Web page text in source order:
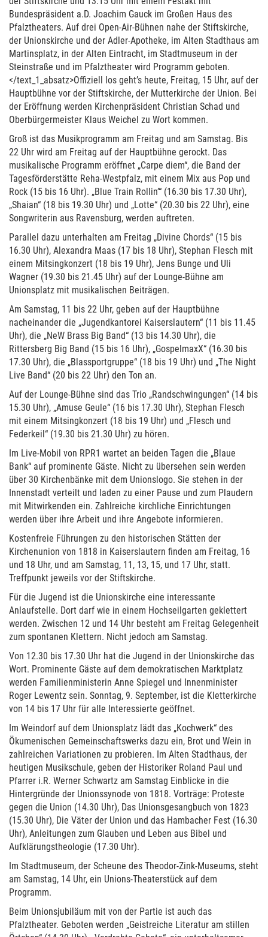
Bundespräsident a.D. Joachim Gauck im Großen Haus des
Pfalztheaters. Auf drei Open-Air-Bühnen nahe der Stiftskirche,
der Unionskirche und der Adler-Apotheke, im Alten Stadthaus am
Martinsplatz, in der Alten Eintracht, im Stadtmuseum in der
Steinstraße und im Pfalztheater wird Programm geboten.
</text_1_absatz>Offiziell los geht’s heute, Freitag, 15 Uhr, auf der
Hauptbühne vor der Stiftskirche, der Mutterkirche der Union. Bei
der Eröffnung werden Kirchenpräsident Christian Schad und
Oberbürgermeister Klaus Weichel zu Wort kommen.
Groß ist das Musikprogramm am Freitag und am Samstag. Bis
22 Uhr wird am Freitag auf der Hauptbühne gerockt. Das
musikalische Programm eröffnet „Carpe diem“, die Band der
Tagesförderstätte Reha-Westpfalz, mit einem Mix aus Pop und
Rock (15 bis 16 Uhr). „Blue Train Rollin’“ (16.30 bis 17.30 Uhr),
„Shaian“ (18 bis 19.30 Uhr) und „Lotte“ (20.30 bis 22 Uhr), eine
Songwriterin aus Ravensburg, werden auftreten.
Parallel dazu unterhalten am Freitag „Divine Chords“ (15 bis
16.30 Uhr), Alexandra Maas (17 bis 18 Uhr), Stephan Flesch mit
einem Mitsingkonzert (18 bis 19 Uhr), Jens Bunge und Uli
Wagner (19.30 bis 21.45 Uhr) auf der Lounge-Bühne am
Unionsplatz mit musikalischen Beiträgen.
Am Samstag, 11 bis 22 Uhr, geben auf der Hauptbühne
nacheinander die „Jugendkantorei Kaiserslautern“ (11 bis 11.45
Uhr), die „NeW Brass Big Band“ (13 bis 14.30 Uhr), die
Rittersberg Big Band (15 bis 16 Uhr), „GospelmaxX“ (16.30 bis
17.30 Uhr), die „Blassportgruppe“ (18 bis 19 Uhr) und „The Night
Live Band“ (20 bis 22 Uhr) den Ton an.
Auf der Lounge-Bühne sind das Trio „Randschwingungen“ (14 bis
15.30 Uhr), „Amuse Geule“ (16 bis 17.30 Uhr), Stephan Flesch
mit einem Mitsingkonzert (18 bis 19 Uhr) und „Flesch und
Federkeil“ (19.30 bis 21.30 Uhr) zu hören.
Im Live-Mobil von RPR1 wartet an beiden Tagen die „Blaue
Bank“ auf prominente Gäste. Nicht zu übersehen sein werden
über 30 Kirchenbänke mit dem Unionslogo. Sie stehen in der
Innenstadt verteilt und laden zu einer Pause und zum Plaudern
mit Mitwirkenden ein. Zahlreiche kirchliche Einrichtungen
werden über ihre Arbeit und ihre Angebote informieren.
Kostenfreie Führungen zu den historischen Stätten der
Kirchenunion von 1818 in Kaiserslautern finden am Freitag, 16
und 18 Uhr, und am Samstag, 11, 13, 15, und 17 Uhr, statt.
Treffpunkt jeweils vor der Stiftskirche.
Für die Jugend ist die Unionskirche eine interessante
Anlaufstelle. Dort darf wie in einem Hochseilgarten geklettert
werden. Zwischen 12 und 14 Uhr besteht am Freitag Gelegenheit
zum spontanen Klettern. Nicht jedoch am Samstag.
Von 12.30 bis 17.30 Uhr hat die Jugend in der Unionskirche das
Wort. Prominente Gäste auf dem demokratischen Marktplatz
werden Familienministerin Anne Spiegel und Innenminister
Roger Lewentz sein. Sonntag, 9. September, ist die Kletterkirche
von 14 bis 17 Uhr für alle Interessierte geöffnet.
Im Weindorf auf dem Unionsplatz lädt das „Kochwerk“ des
Ökumenischen Gemeinschaftswerks dazu ein, Brot und Wein in
zahlreichen Variationen zu probieren. Im Alten Stadthaus, der
heutigen Musikschule, geben der Historiker Roland Paul und
Pfarrer i.R. Werner Schwartz am Samstag Einblicke in die
Hintergründe der Unionssynode von 1818. Vorträge: Proteste
gegen die Union (14.30 Uhr), Das Unionsgesangbuch von 1823
(15.30 Uhr), Die Väter der Union und das Hambacher Fest (16.30
Uhr), Anleitungen zum Glauben und Leben aus Bibel und
Aufklärungstheologie (17.30 Uhr).
Im Stadtmuseum, der Scheune des Theodor-Zink-Museums, steht
am Samstag, 14 Uhr, ein Unions-Theaterstück auf dem
Programm.
Beim Unionsjubiläum mit von der Partie ist auch das
Pfalztheater. Geboten werden „Geistreiche Literatur am stillen